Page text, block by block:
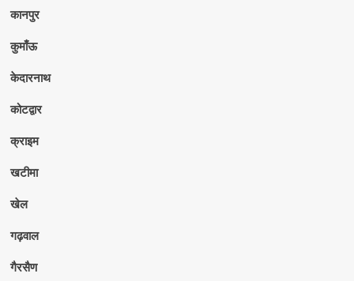
कानपुर
कुमाँऊ
केदारनाथ
कोटद्वार
क्राइम
खटीमा
खेल
गढ़वाल
गैरसैण